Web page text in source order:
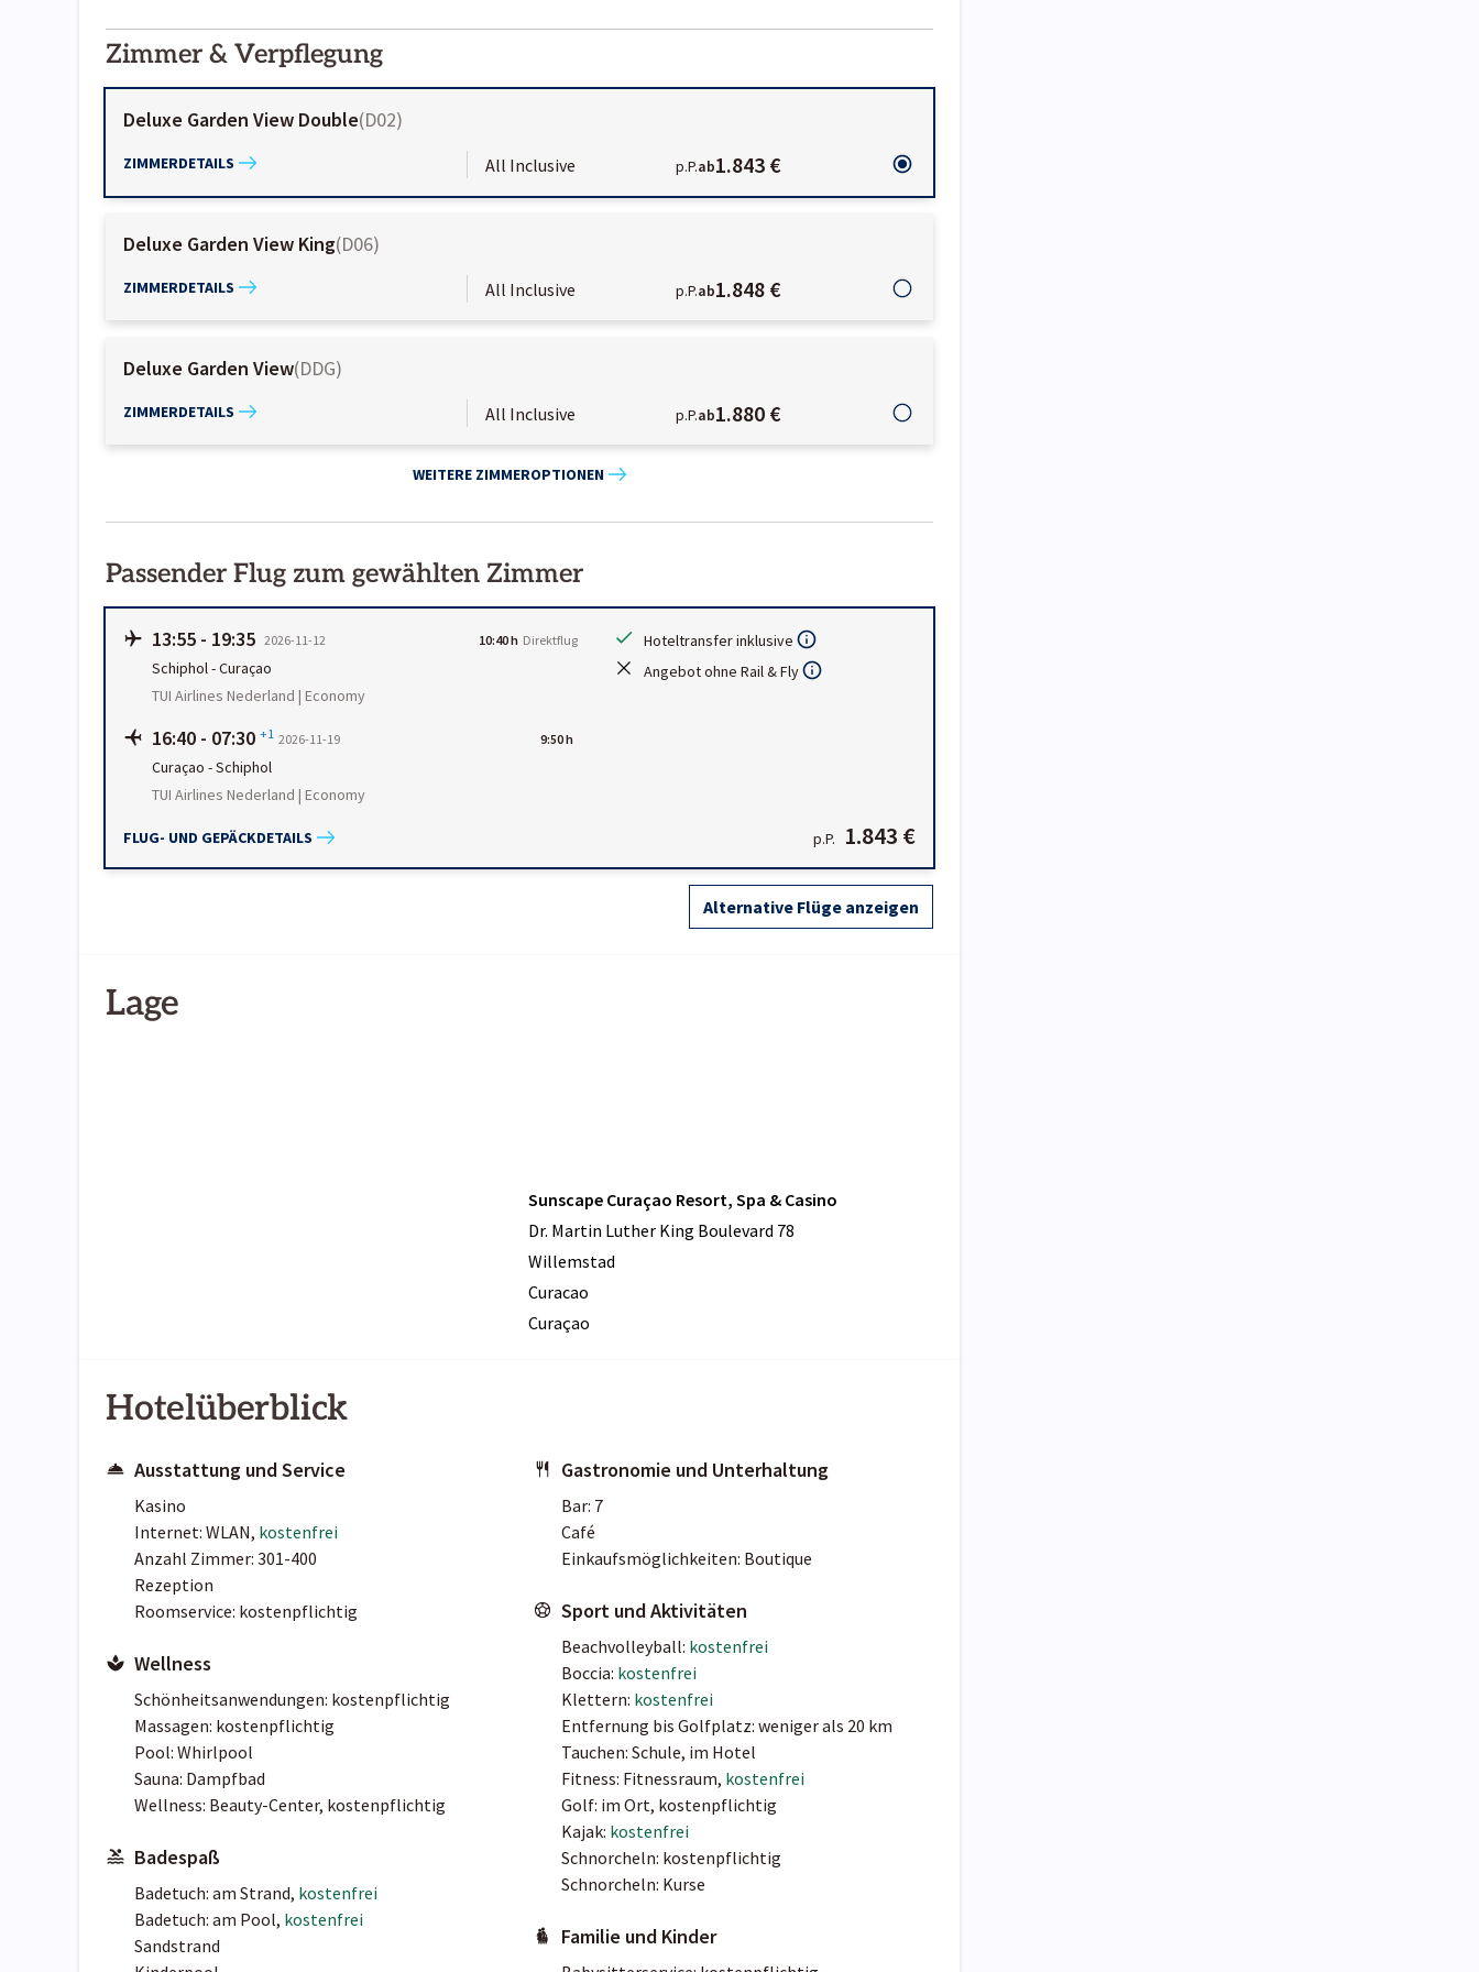
01-02
Zimmer & Verpflegung
Deluxe Garden View Double(D02)
ZIMMERDETAILS All Inclusive p.P.ab1.843 €
Deluxe Garden View King(D06)
ZIMMERDETAILS All Inclusive p.P.ab1.848 €
Deluxe Garden View(DDG)
ZIMMERDETAILS All Inclusive p.P.ab1.880 €
WEITERE ZIMMEROPTIONEN
Passender Flug zum gewählten Zimmer
13:55 - 19:35 2026-11-12 10:40 h Direktflug
Schiphol-Curaçao
TUI Airlines Nederland | Economy
16:40 - 07:30 +1 2026-11-19 9:50 h
Curaçao -Schiphol
TUI Airlines Nederland | Economy
FLUG- UND GEPÄCKDETAILS
Hoteltransfer inklusive
Angebot ohne Rail & Fly
p.P. 1.843 €
Alternative Flüge anzeigen
Lage
Sunscape Curaçao Resort, Spa & Casino
Dr. Martin Luther King Boulevard 78
Willemstad
Curacao
Curaçao
Hotelüberblick
Ausstattung und Service
Kasino
Internet: WLAN, kostenfrei
Anzahl Zimmer: 301-400
Rezeption
Roomservice: kostenpflichtig
Wellness
Schönheitsanwendungen: kostenpflichtig
Massagen: kostenpflichtig
Pool: Whirlpool
Sauna: Dampfbad
Wellness: Beauty-Center, kostenpflichtig
Badespaß
Badetuch: am Strand, kostenfrei
Badetuch: am Pool, kostenfrei
Sandstrand
Gastronomie und Unterhaltung
Bar: 7
Café
Einkaufsmöglichkeiten: Boutique
Sport und Aktivitäten
Beachvolleyball: kostenfrei
Boccia: kostenfrei
Klettern: kostenfrei
Entfernung bis Golfplatz: weniger als 20 km
Tauchen: Schule, im Hotel
Fitness: Fitnessraum, kostenfrei
Golf: im Ort, kostenpflichtig
Kajak: kostenfrei
Schnorcheln: kostenpflichtig
Schnorcheln: Kurse
Familie und Kinder